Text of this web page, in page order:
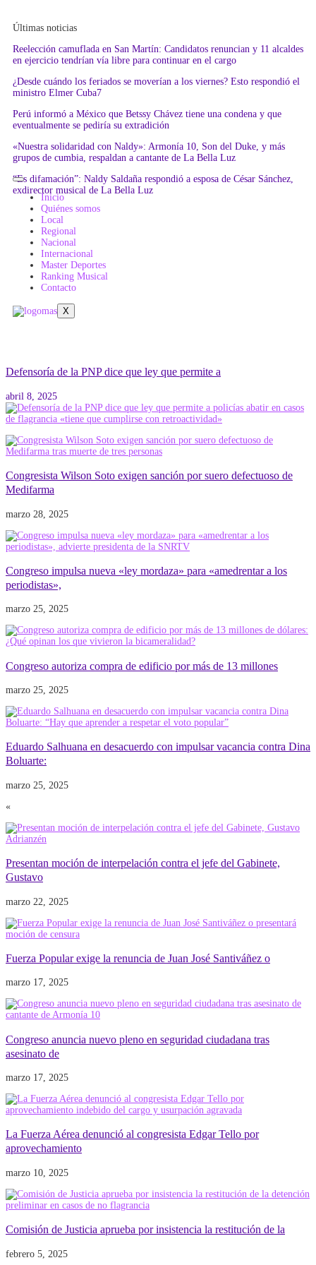
Últimas noticias
Reelección camuflada en San Martín: Candidatos renuncian y 11 alcaldes
en ejercicio tendrían vía libre para continuar en el cargo
¿Desde cuándo los feriados se moverían a los viernes? Esto respondió el
ministro Elmer Cuba7
Perú informó a México que Betssy Chávez tiene una condena y que
eventualmente se pediría su extradición
«Nuestra solidaridad con Naldy»: Armonía 10, Son del Duke, y más
grupos de cumbia, respaldan a cantante de La Bella Luz
“Es difamación”: Naldy Saldaña respondió a esposa de César Sánchez,
exdirector musical de La Bella Luz
Inicio
Quiénes somos
Local
Regional
Nacional
Internacional
Master Deportes
Ranking Musical
Contacto
X
Defensoría de la PNP dice que ley que permite a
abril 8, 2025
Congresista Wilson Soto exigen sanción por suero defectuoso de
Medifarma
marzo 28, 2025
Congreso impulsa nueva «ley mordaza» para «amedrentar a los
periodistas»,
marzo 25, 2025
Congreso autoriza compra de edificio por más de 13 millones
marzo 25, 2025
Eduardo Salhuana en desacuerdo con impulsar vacancia contra Dina
Boluarte:
marzo 25, 2025
«
Presentan moción de interpelación contra el jefe del Gabinete,
Gustavo
marzo 22, 2025
Fuerza Popular exige la renuncia de Juan José Santiváñez o
marzo 17, 2025
Congreso anuncia nuevo pleno en seguridad ciudadana tras
asesinato de
marzo 17, 2025
La Fuerza Aérea denunció al congresista Edgar Tello por
aprovechamiento
marzo 10, 2025
Comisión de Justicia aprueba por insistencia la restitución de la
febrero 5, 2025